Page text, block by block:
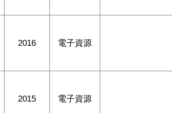
2016 電子資源
2015 電子資源